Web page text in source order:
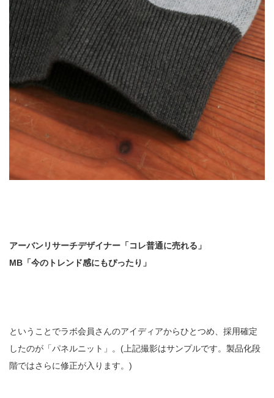
アーバンリサーチデザイナー「コレ普通に売れる」
MB「今のトレンド感にもぴったり」
ということでラボ会員さんのアイディアからひとつめ、採用確定
したのが「パネルニット」。(上記撮影はサンプルです。製品化段
階ではさらに修正が入ります。)